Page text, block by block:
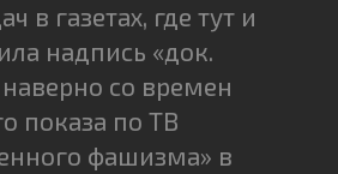
в газетах, где тут и
надпись «док.
со времен
показа по ТВ
фашизма» в